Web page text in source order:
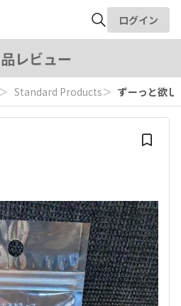
検索
ログイン
レビュー
＞ Standard Products＞ ずーっと欲